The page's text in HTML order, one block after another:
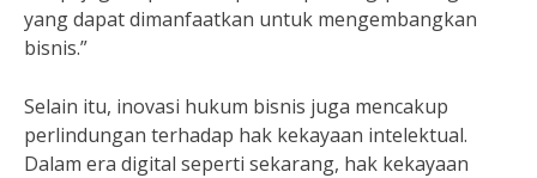
yang dapat dimanfaatkan untuk mengembangkan
bisnis.”
Selain itu, inovasi hukum bisnis juga mencakup
perlindungan terhadap hak kekayaan intelektual.
Dalam era digital seperti sekarang, hak kekayaan